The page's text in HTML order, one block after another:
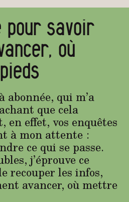
pour savoir
où
abonnée, qui m’a
que cela
en effet, vos enquêtes
à mon attente :
ce qui se passe.
j’éprouve ce
recouper les infos,
avancer, où mettre